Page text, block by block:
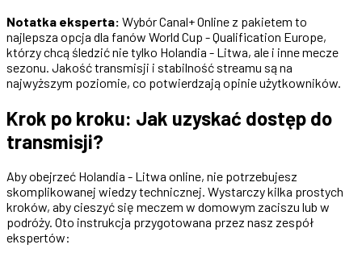
Notatka eksperta: Wybór Canal+ Online z pakietem to
najlepsza opcja dla fanów World Cup - Qualification Europe,
którzy chcą śledzić nie tylko Holandia - Litwa, ale i inne mecze
sezonu. Jakość transmisji i stabilność streamu są na
najwyższym poziomie, co potwierdzają opinie użytkowników.
Krok po kroku: Jak uzyskać dostęp do
transmisji?
Aby obejrzeć Holandia - Litwa online, nie potrzebujesz
skomplikowanej wiedzy technicznej. Wystarczy kilka prostych
kroków, aby cieszyć się meczem w domowym zaciszu lub w
podróży. Oto instrukcja przygotowana przez nasz zespół
ekspertów: